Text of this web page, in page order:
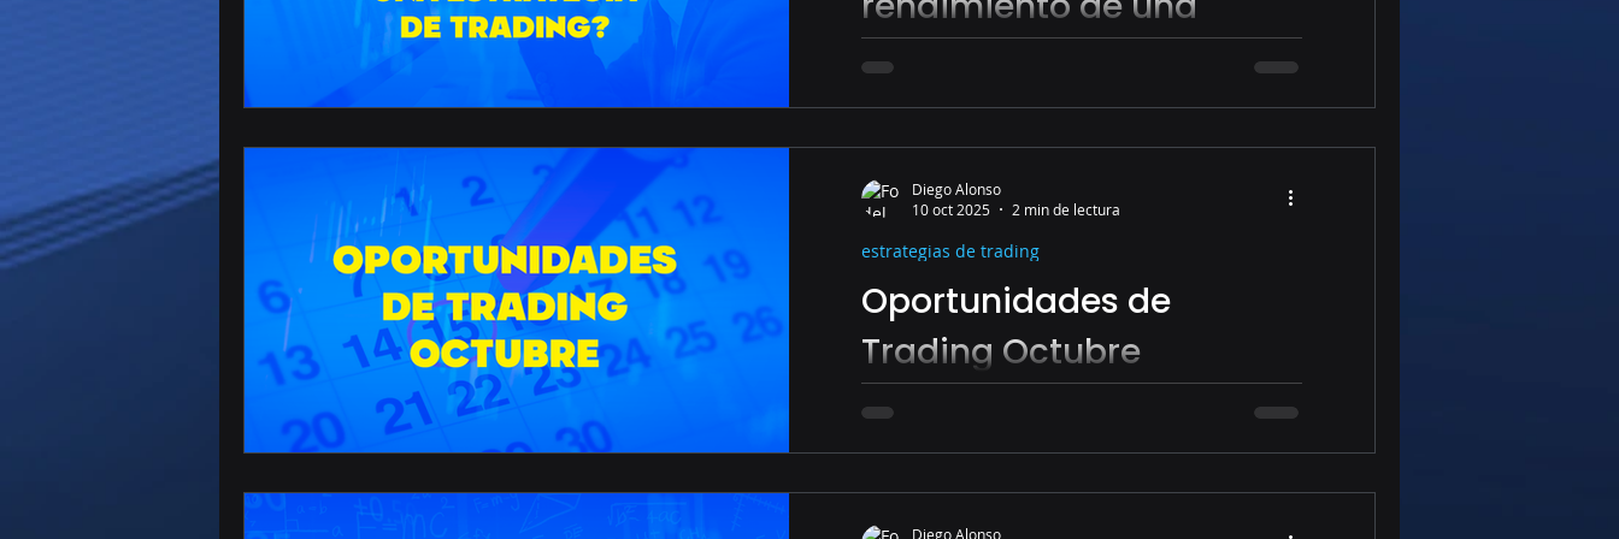
estrategia de trading?
La verdad incómoda que todo trader
profesional debe entender
Oportunidades de
Trading Octubre
El mercado en niveles criticos
estrategias de trading
Diego Alonso
10 oct 2025
2 min de lectura
Diego Alonso